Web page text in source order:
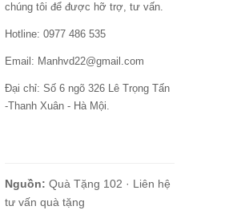
chúng tôi để được hỡ trợ, tư vấn.
Hotline: 0977 486 535
Email: Manhvd22@gmail.com
Đại chỉ: Số 6 ngõ 326 Lê Trọng Tấn
-Thanh Xuân - Hà Mội.
Nguồn: Quà Tặng 102 · Liên hệ
tư vấn quà tặng